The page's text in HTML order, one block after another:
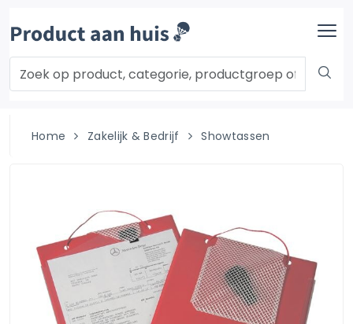
Home Zakelijk & Bedrijf Showtassen